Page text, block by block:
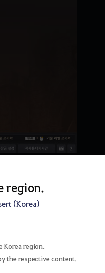
region.
(Korea)
Korea region.
the respective content.